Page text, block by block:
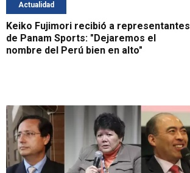
Actualidad
Keiko Fujimori recibió a representantes
de Panam Sports: "Dejaremos el
nombre del Perú bien en alto"